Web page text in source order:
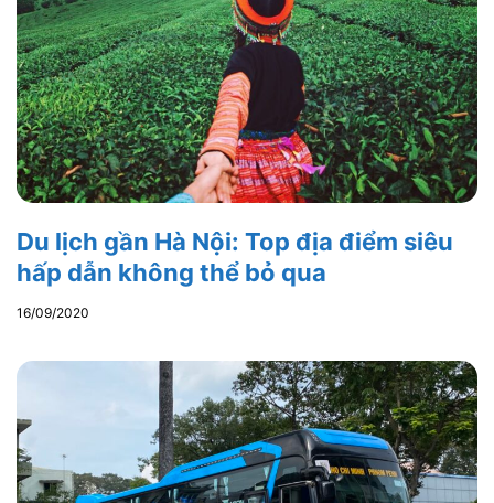
Du lịch gần Hà Nội: Top địa điểm siêu
hấp dẫn không thể bỏ qua
16/09/2020